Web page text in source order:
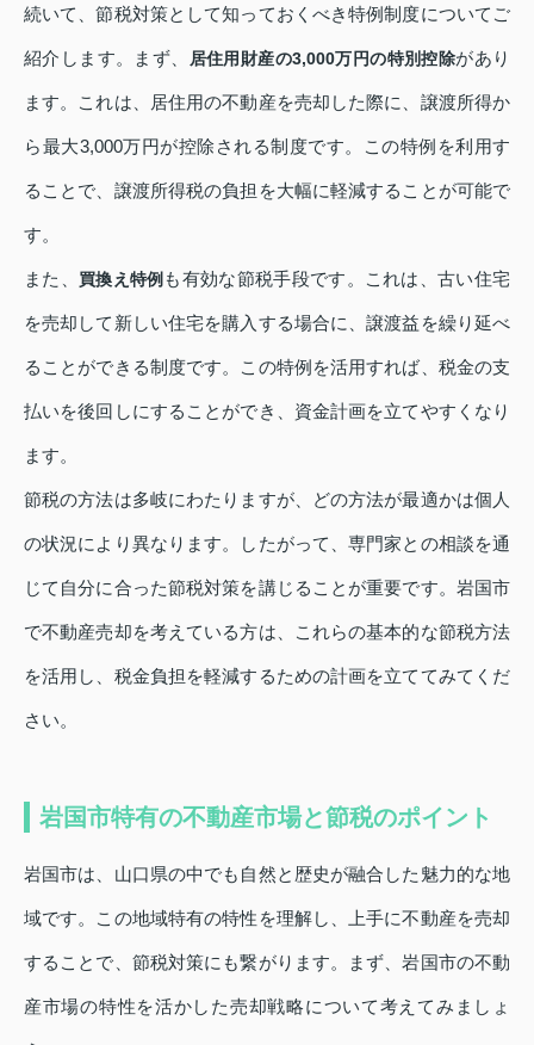
続いて、節税対策として知っておくべき特例制度についてご
紹介します。まず、 居住用財産の3,000万円の特別控除があり
ます。これは、居住用の不動産を売却した際に、譲渡所得か
ら最大3,000万円が控除される制度です。この特例を利用す
ることで、譲渡所得税の負担を大幅に軽減することが可能で
す。
また、 買換え特例 も有効な節税手段です。これは、古い住宅
を売却して新しい住宅を購入する場合に、譲渡益を繰り延べ
ることができる制度です。この特例を活用すれば、税金の支
払いを後回しにすることができ、資金計画を立てやすくなり
ます。
節税の方法は多岐にわたりますが、どの方法が最適かは個人
の状況により異なります。したがって、専門家との相談を通
じて自分に合った節税対策を講じることが重要です。岩国市
で不動産売却を考えている方は、これらの基本的な節税方法
を活用し、税金負担を軽減するための計画を立ててみてくだ
さい。
岩国市特有の不動産市場と節税のポイント
岩国市は、山口県の中でも自然と歴史が融合した魅力的な地
域です。この地域特有の特性を理解し、上手に不動産を売却
することで、節税対策にも繋がります。まず、岩国市の不動
産市場の特性を活かした売却戦略について考えてみましょ